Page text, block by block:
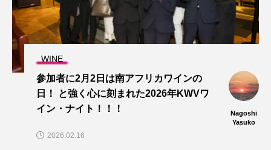
WINE
参加者に2月2日は南アフリカワインの
日！ と強く心に刻まれた2026年KWVワ
イン・ナイト！！！
Nagoshi
Yasuko
2026.02.16